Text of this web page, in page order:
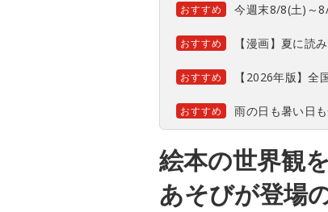
おすすめ 今週末8/8(土)～
おすすめ 【漫画】夏に読
おすすめ 【2026年版】全
おすすめ 雨の日も暑い日
絵本の世界観
あそびが登場